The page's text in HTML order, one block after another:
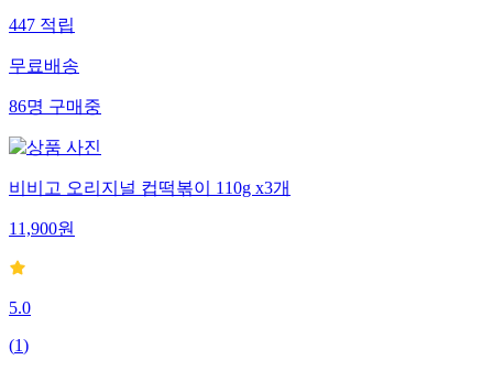
447 적립
무료배송
86명 구매중
비비고 오리지널 컵떡볶이 110g x3개
11,900원
5.0
(1)